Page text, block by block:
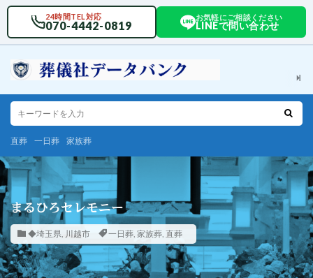
24時間TEL対応
070-4442-0819
お気軽にご相談ください
LINEで問い合わせ
直葬 一日葬 家族葬
まるひろセレモニー
◆埼玉県, 川越市 一日葬, 家族葬, 直葬